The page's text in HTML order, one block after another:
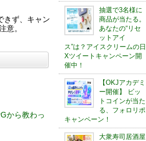
きず、キャン
意。
から教わっ
抽選で3名様に
商品が当たる。
あなたの“リセ
ットアイ
ス”は？アイスクリームの日
Xツイートキャンペーン開
催中！
【OKJアカデミ
ー開催】 ビッ
トコインが当た
る、フォロリポ
キャンペーン！
大衆寿司居酒屋